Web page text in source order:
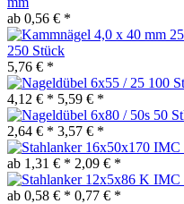
ab 0,56 € *
250 Stück
5,76 € *
4,12 € * 5,59 € *
2,64 € * 3,57 € *
ab 1,31 € * 2,09 € *
ab 0,58 € * 0,77 € *